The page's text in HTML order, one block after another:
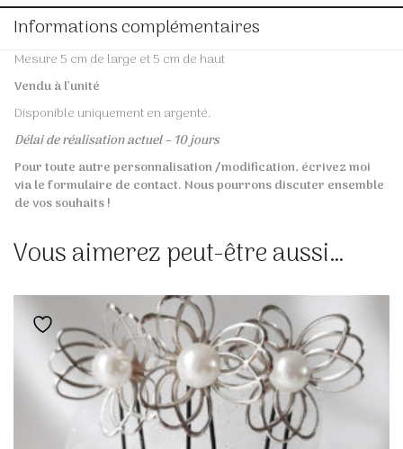
Informations complémentaires
Mesure 5 cm de large et 5 cm de haut
Vendu à l’unité
Disponible uniquement en argenté.
Délai de réalisation actuel – 10 jours
Pour toute autre personnalisation /modification, écrivez moi
via le formulaire de contact. Nous pourrons discuter ensemble
de vos souhaits !
Vous aimerez peut-être aussi…
Ajouter à la liste de souhaits